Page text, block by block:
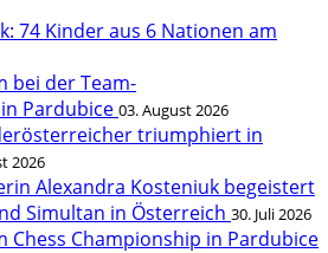
74 Kinder aus 6 Nationen am
bei der Team-
Pardubice 03. August 2026
triumphiert in
2026
Alexandra Kosteniuk begeistert
Simultan in Österreich 30. Juli 2026
Chess Championship in Pardubice